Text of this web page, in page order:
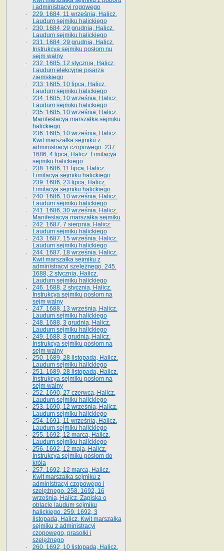
i administracyi rogowego
229. 1684, 11 września, Halicz.
Laudum sejmiku halickiego
230. 1684, 29 grudnia, Halicz.
Laudum sejmiku halickiego
231. 1684, 29 grudnia, Halicz.
Instrukcya sejmiku posłom nu
sejm walny
232. 1685, 12 stycznia, Halicz.
Laudum elekcyjne pisarza
ziemskiego
233. 1685, 10 lipca, Halicz.
Laudum sejmiku halickiego
234. 1685, 10 września, Halicz.
Laudum sejmiku halickiego
235. 1685, 10 września, Halicz.
Manifestacya marszałka sejmiku
halickiego
236. 1685, 10 września, Halicz.
Kwit marszałka sejmiku z
administracyi czopowego. 237.
1686, 4 lipca, Halicz. Limitacya
sejmiku halickiego
238. 1686, 11 lipca, Halicz.
Limitacya sejmiku halickiego.
239. 1686, 23 lipca, Halicz.
Limitacya sejmiku halickiego
240. 1686, 10 września, Halicz.
Laudum sejmiku halickiego
241. 1686, 30 września, Halicz.
Manifestacya marszałka sejmiku
242. 1687, 7 sierpnia, Halicz.
Laudum sejmiku halickiego
243. 1687, 15 września, Halicz.
Laudum sejmiku halickiego
244. 1687, 18 września, Halicz.
Kwit marszałka sejmiku z
administracyi szelężnego. 245.
1688, 2 stycznia, Halicz.
Laudum sejmiku halickiego
246. 1688, 2 stycznia, Halicz.
Instrukcya sejmiku posłom na
sejm walny
247. 1688, 13 września, Halicz.
Laudum sejmiku halickiego
248. 1688, 3 grudnia, Halicz.
Laudum sejmiku halickiego
249. 1688, 3 grudnia, Halicz.
Instrukcya sejmiku posłom na
sejm walny
250. 1689, 28 listopada, Halicz.
Laudum sejmiku halickiego
251. 1689, 28 listopada, Halicz.
Instrukcya sejmiku posłom na
sejm walny
252. 1690, 27 czerwca, Halicz.
Laudum sejmiku halickiego
253. 1690, 12 września, Halicz.
Laudum sejmiku halickiego
254. 1691, 11 września, Halicz.
Laudum sejmiku halickiego
255. 1692, 12 marca, Halicz.
Laudum sejmiku halickiego
256. 1692, 12 maja, Halicz.
Instrukcya sejmiku posłom do
króla
257. 1692, 12 marca, Halicz.
Kwit marszałka sejmiku z
administracyi czopowego i
szelężnego. 258. 1692, 16
września, Halicz. Zapiska o
oblacie laudum sejmiku
halickiego. 259. 1692, 3
listopada, Halicz. Kwit marszałka
sejmiku z administracyi
czopowego, prasołki i
szelężnego
260. 1692, 10 listopada, Halicz.